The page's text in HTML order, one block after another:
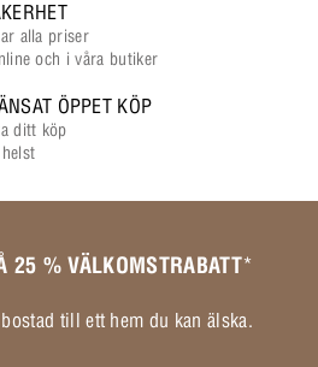
alla priser
och i våra butiker
ÖPPET KÖP
ditt köp
25 % VÄLKOMSTRABATT*
till ett hem du kan älska.